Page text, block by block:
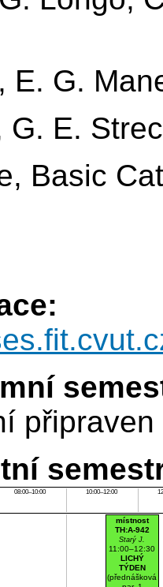
E. G.
G. E.
Basic
připraven
08:00–10:00 10:00–12:00
místnost
TH:A-942
Starý J.
11:00–12:30
LICHÝ
TÝDEN
(přednášková